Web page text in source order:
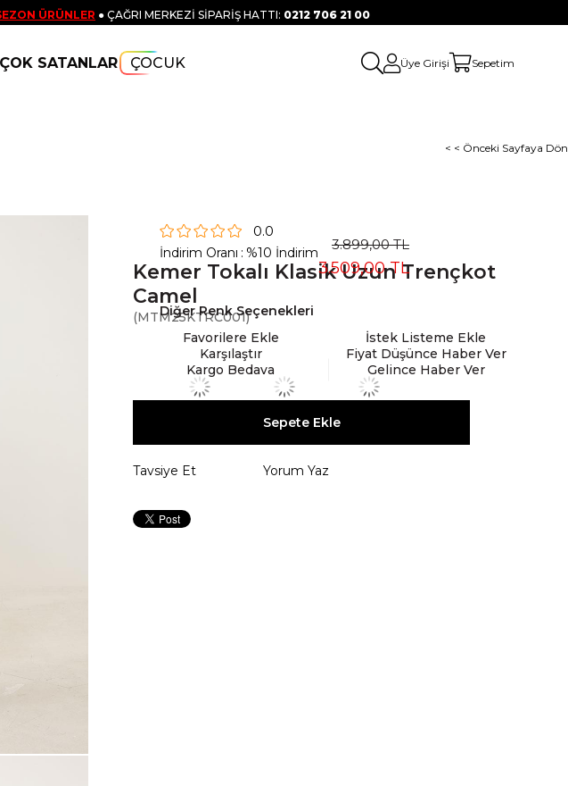
ÜRÜNLER ● ÇAĞRI MERKEZİ SİPARİŞ HATTI: 0212 706 21 00
ÇOK SATANLAR ÇOCUK Üye Girişi Sepetim
< < Önceki Sayfaya Dön
Kemer Tokalı Klasik Uzun Trençkot
Camel
(MTM25KTRC001)
0.0
İndirim Oranı : %10 İndirim 3.899,00 TL
3.509,00 TL
Diğer Renk Seçenekleri
Favorilere Ekle
İstek Listeme Ekle
Karşılaştır
Fiyat Düşünce Haber Ver
Kargo Bedava
Gelince Haber Ver
Tavsiye Et Yorum Yaz